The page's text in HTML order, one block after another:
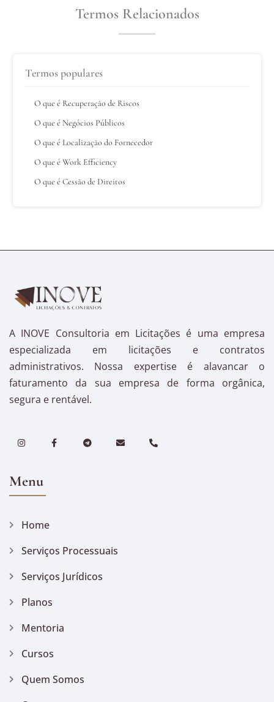
Termos Relacionados
Termos populares
O que é Recuperação de Riscos
O que é Negócios Públicos
O que é Localização do Fornecedor
O que é Work Efficiency
O que é Cessão de Direitos
A INOVE Consultoria em Licitações é uma empresa
especializada em licitações e contratos
administrativos. Nossa expertise é alavancar o
faturamento da sua empresa de forma orgânica,
segura e rentável.
Menu
Home
Serviços Processuais
Serviços Jurídicos
Planos
Mentoria
Cursos
Quem Somos